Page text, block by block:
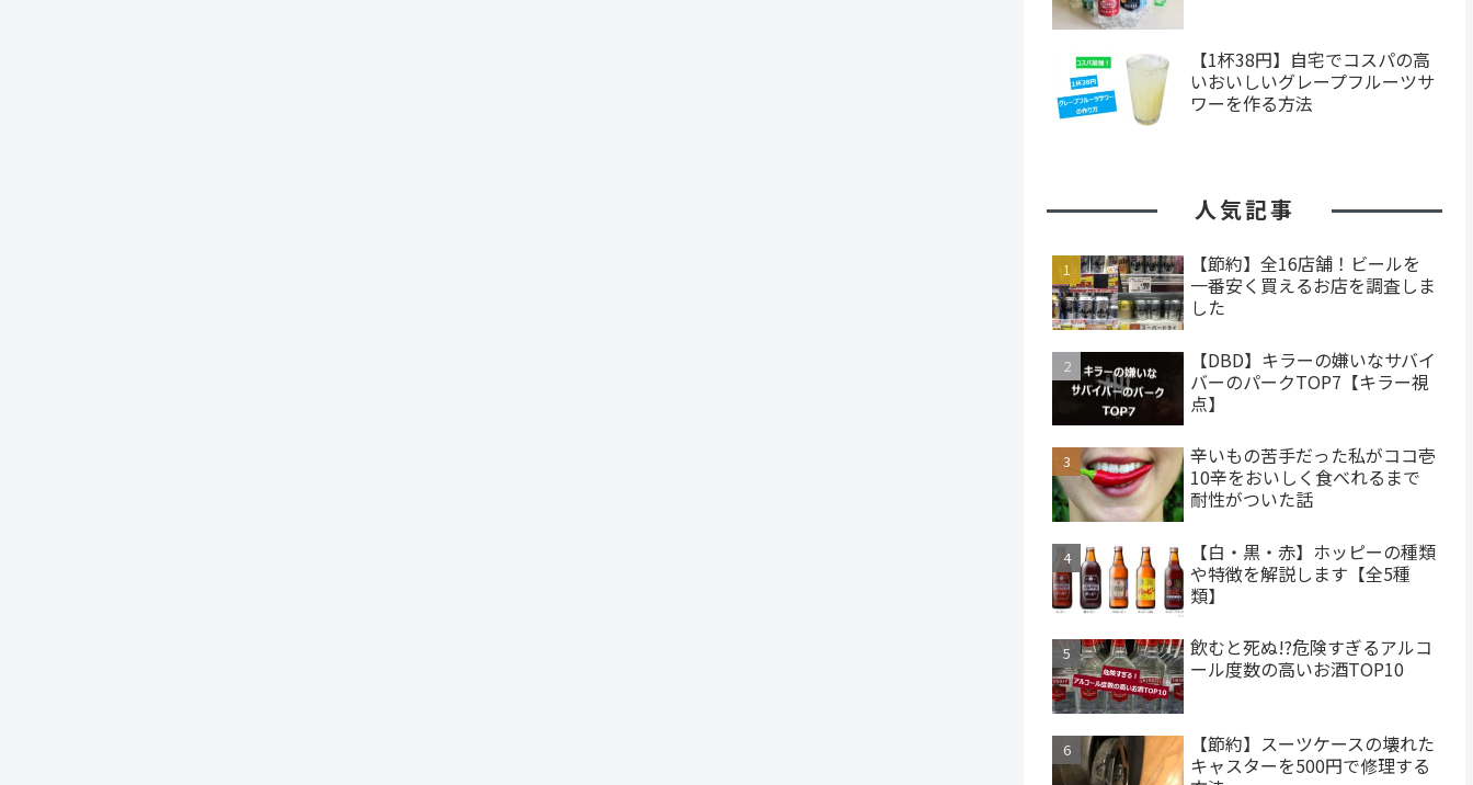
【1杯38円】自宅でコスパの高
いおいしいグレープフルーツサ
ワーを作る方法
人気記事
【節約】全16店舗！ビールを
一番安く買えるお店を調査しま
した
【DBD】キラーの嫌いなサバイ
バーのパークTOP7【キラー視
点】
辛いもの苦手だった私がココ壱
10辛をおいしく食べれるまで
耐性がついた話
【白・黒・赤】ホッピーの種類
や特徴を解説します【全5種
類】
飲むと死ぬ!?危険すぎるアルコ
ール度数の高いお酒TOP10
【節約】スーツケースの壊れた
キャスターを500円で修理する